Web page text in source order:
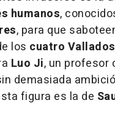
humanos,
, para que
los cuatro Vallados
Luo Ji, un profesor
demasiada
figura es la de